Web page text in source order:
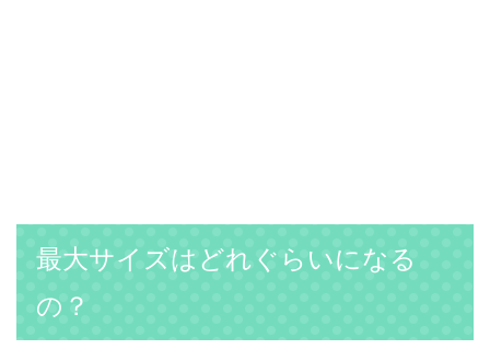
最大サイズはどれぐらいになる
の？